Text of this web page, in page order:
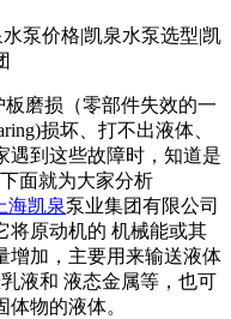
磨损（零部件失效的一
损坏、打不出液体、
遇到这些故障时，知道是
面就为大家分析
上海凯泉泵业集团有限公司
将原动机的 机械能或其
增加，主要用来输送液体
液和 液态金属等，也可
物的液体。